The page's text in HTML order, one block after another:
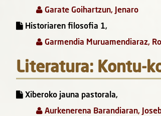
Garate Goihartzun, Jenaro
Historiaren filosofia 1,
Garmendia Muruamendiaraz,
Literatura: Kontu-
Xiberoko jauna pastorala,
Aurkenerena Barandiaran,